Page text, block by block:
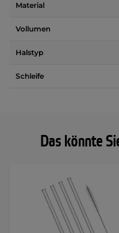
Das könnte
Material
Vollumen
Halstyp
Schleife